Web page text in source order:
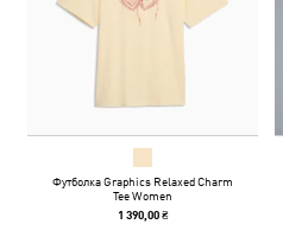
Футболка Graphics Relaxed Charm
Tee Women
1 390,00 ₴